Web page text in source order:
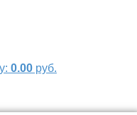
0.00 руб.